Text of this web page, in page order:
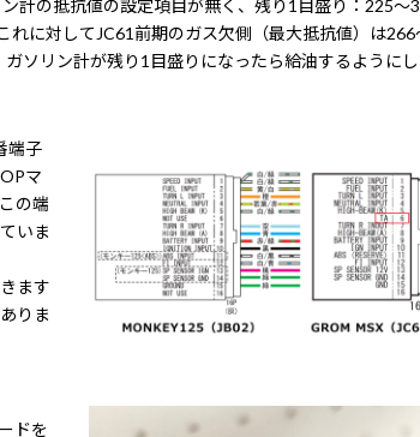
計の抵抗値の設定項目が無く、残り1目盛り：225～
れに対してJC61前期のガス欠側（最大抵抗値）は
ソリン計が残り1目盛りになったら給油するようにし
端子
マ
の端
いま
ます
りま
ドを